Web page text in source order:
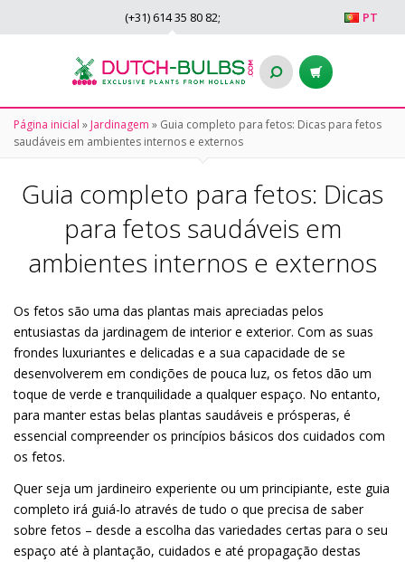
PT
(+31) 614 35 80 82;
Página inicial » Jardinagem » Guia completo para fetos: Dicas para fetos
saudáveis em ambientes internos e externos
Guia completo para fetos: Dicas
para fetos saudáveis em
ambientes internos e externos
Os fetos são uma das plantas mais apreciadas pelos
entusiastas da jardinagem de interior e exterior. Com as suas
frondes luxuriantes e delicadas e a sua capacidade de se
desenvolverem em condições de pouca luz, os fetos dão um
toque de verde e tranquilidade a qualquer espaço. No entanto,
para manter estas belas plantas saudáveis e prósperas, é
essencial compreender os princípios básicos dos cuidados com
os fetos.
Quer seja um jardineiro experiente ou um principiante, este guia
completo irá guiá-lo através de tudo o que precisa de saber
sobre fetos – desde a escolha das variedades certas para o seu
espaço até à plantação, cuidados e até propagação destas